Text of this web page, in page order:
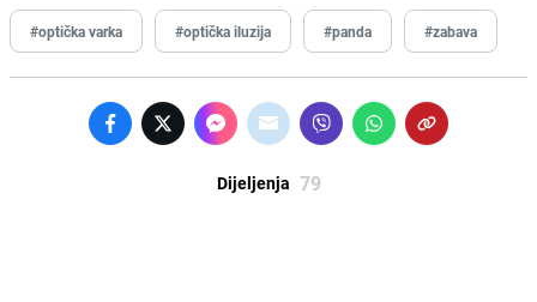
#optička varka #optička iluzija #panda #zabava
Dijeljenja 79